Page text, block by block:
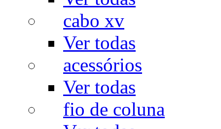
cabo xv
Ver todas
acessórios
Ver todas
fio de coluna